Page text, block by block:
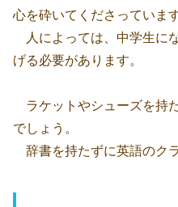
心を砕いてくださっています
人によっては、中学生に
げる必要があります。
ラケットやシューズを持
でしょう。
辞書を持たずに英語のク